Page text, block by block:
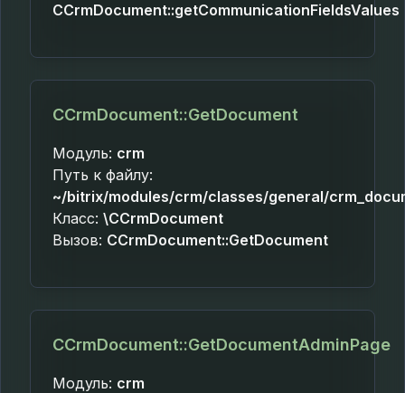
CCrmDocument::getCommunicationFieldsValues
CCrmDocument::GetDocument
Модуль: crm
Путь к файлу:
~/bitrix/modules/crm/classes/general/
Класс: \CCrmDocument
Вызов: CCrmDocument::GetDocument
CCrmDocument::GetDocumentAdminPage
Модуль: crm